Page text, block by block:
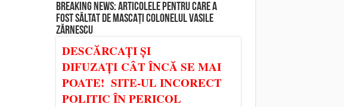
BREAKING NEWS: ARTICOLELE PENTRU CARE A
FOST SĂLTAT DE MASCAȚI COLONELUL VASILE
ZĂRNESCU
DESCĂRCAȚI ȘI
DIFUZAȚI CÂT ÎNCĂ SE MAI
POATE! SITE-UL INCORECT
POLITIC ÎN PERICOL